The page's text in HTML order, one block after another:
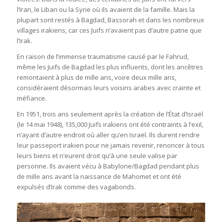
l’Iran, le Liban ou la Syrie où ils avaient de la famille. Mais la
plupart sont restés à Bagdad, Bassorah et dans les nombreux
villages irakiens, car ces Juifs n’avaient pas d’autre patrie que
l’Irak.
En raison de l’immense traumatisme causé par le Fahrud,
même les Juifs de Bagdad les plus influents, dont les ancêtres
remontaient à plus de mille ans, voire deux mille ans,
considéraient désormais leurs voisins arabes avec crainte et
méfiance.
En 1951, trois ans seulement après la création de l’État d’Israël
(le 14 mai 1948), 135,000 Juifs irakiens ont été contraints à l’exil,
n’ayant d’autre endroit où aller qu’en Israël. Ils durent rendre
leur passeport irakien pour ne jamais revenir, renoncer à tous
leurs biens et n’eurent droit qu’à une seule valise par
personne. Ils avaient vécu à Babylone/Bagdad pendant plus
de mille ans avant la naissance de Mahomet et ont été
expulsés d’Irak comme des vagabonds.